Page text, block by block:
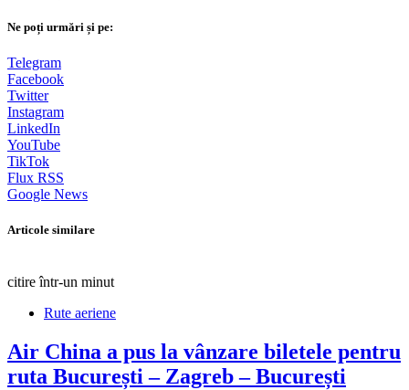
Ne poți urmări și pe:
Telegram
Facebook
Twitter
Instagram
LinkedIn
YouTube
TikTok
Flux RSS
Google News
Articole similare
citire într-un minut
Rute aeriene
Air China a pus la vânzare biletele pentru
ruta București – Zagreb – București